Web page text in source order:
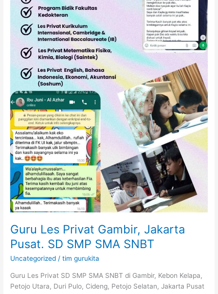
Guru Les Privat Gambir, Jakarta
Pusat. SD SMP SMA SNBT
Uncategorized /tim gurukita
Guru Les Privat SD SMP SMA SNBT di Gambir, Kebon Kelapa,
Petojo Utara, Duri Pulo, Cideng, Petojo Selatan, Jakarta Pusat
SMA
SNBT